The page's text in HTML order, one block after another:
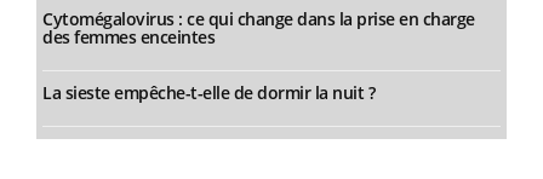
Cytomégalovirus : ce qui change dans la prise en charge
des femmes enceintes
La sieste empêche-t-elle de dormir la nuit ?